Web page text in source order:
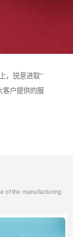
，锐意进取”
客户提供的服
of the manufacturing